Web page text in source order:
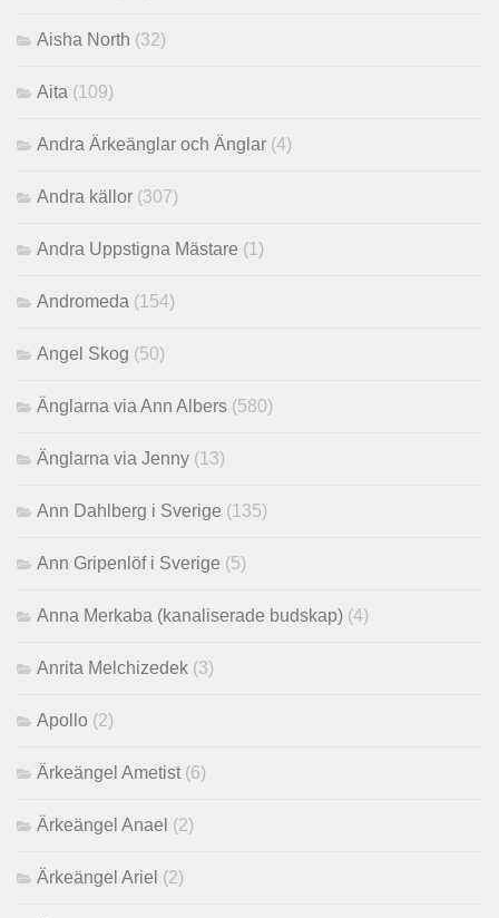
Aisha North (32)
Aita (109)
Andra Ärkeänglar och Änglar (4)
Andra källor (307)
Andra Uppstigna Mästare (1)
Andromeda (154)
Angel Skog (50)
Änglarna via Ann Albers (580)
Änglarna via Jenny (13)
Ann Dahlberg i Sverige (135)
Ann Gripenlöf i Sverige (5)
Anna Merkaba (kanaliserade budskap) (4)
Anrita Melchizedek (3)
Apollo (2)
Ärkeängel Ametist (6)
Ärkeängel Anael (2)
Ärkeängel Ariel (2)